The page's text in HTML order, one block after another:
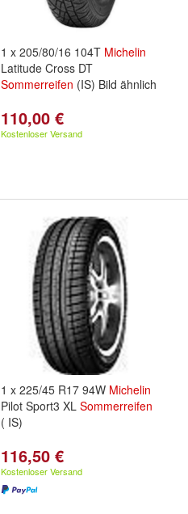
1 x 205/80/16 104T Michelin
Latitude Cross DT
Sommerreifen (IS) Bild ähnlich
110,00 €
Kostenloser Versand
1 x 225/45 R17 94W Michelin
Pilot Sport3 XL Sommerreifen
( IS)
116,50 €
Kostenloser Versand